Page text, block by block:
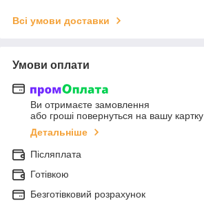
Всі умови доставки
Умови оплати
Ви отримаєте замовлення
або гроші повернуться на вашу картку
Детальніше
Післяплата
Готівкою
Безготівковий розрахунок